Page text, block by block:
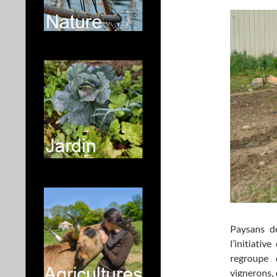
Paysans
regroupe
vignerons,